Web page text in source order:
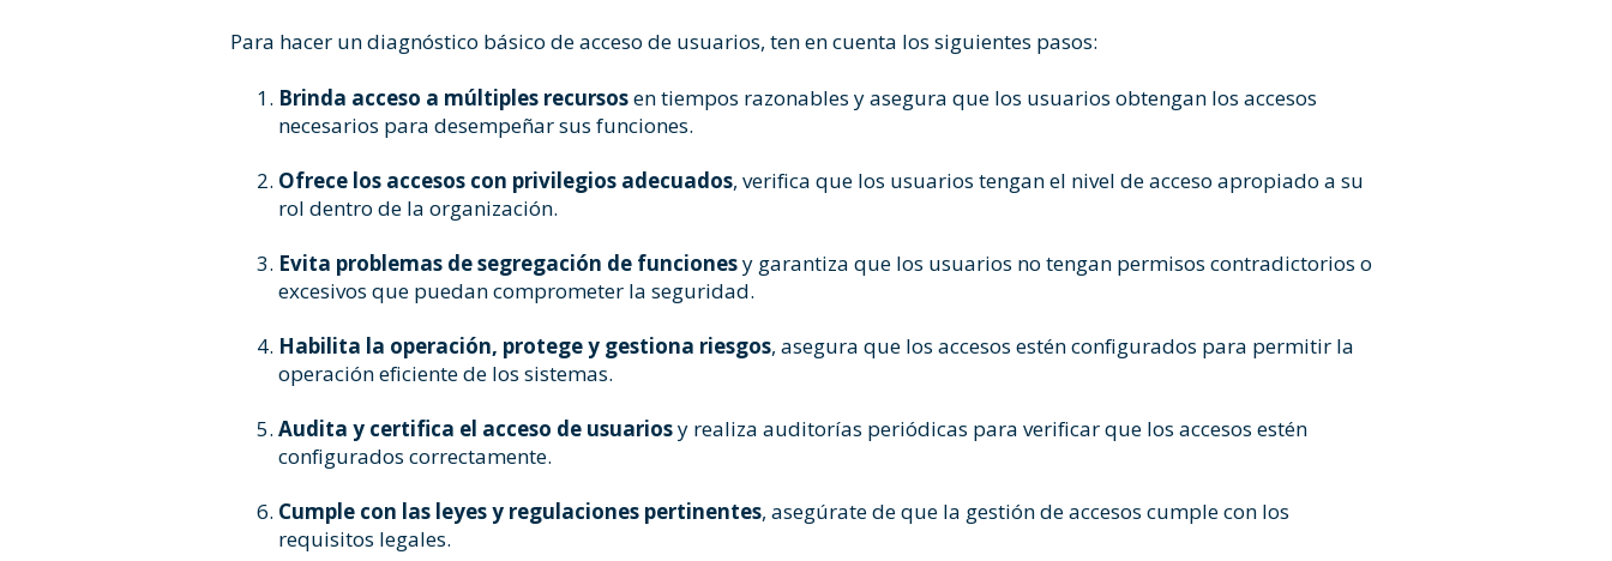
Para hacer un diagnóstico básico de acceso de usuarios, ten en cuenta los siguientes pasos:
Brinda acceso a múltiples recursosen tiempos razonables y asegura que los usuarios obtengan los accesos
necesarios para desempeñar sus funciones.
Ofrece los accesos con privilegios adecuados, verifica que los usuarios tengan el nivel de acceso apropiado a su
rol dentro de la organización.
Evita problemas de segregación de funcionesy garantiza que los usuarios no tengan permisos contradictorios o
excesivos que puedan comprometer la seguridad.
Habilita la operación, protege y gestiona riesgos, asegura que los accesos estén configurados para permitir la
operación eficiente de los sistemas.
Audita y certifica el acceso de usuariosy realiza auditorías periódicas para verificar que los accesos estén
configurados correctamente.
Cumple con las leyes y regulaciones pertinentes, asegúrate de que la gestión de accesos cumple con los
requisitos legales.